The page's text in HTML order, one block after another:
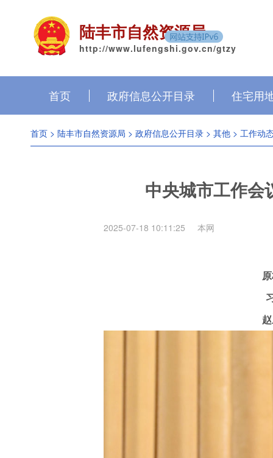
陆丰市自然资源局
http://www.lufengshi.gov.cn/gtzy
首页 政府信息公开目录 住宅用
首页 > 陆丰市自然资源局 > 政府信息公开目录 > 其他 > 工作动
中央城市工作会
2025-07-18 10:11:25 本网
原
习
赵